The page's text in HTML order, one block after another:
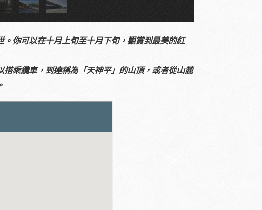
你可以在十月上旬至十月下旬，觀賞到最美的紅
乘纜車，到達稱為「天神平」的山頂，或者從山麓